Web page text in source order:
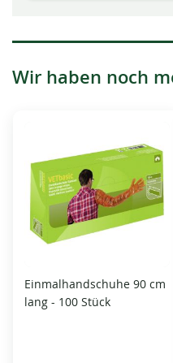
Wir haben noch
Einmalhandschuhe 90 cm
lang - 100 Stück